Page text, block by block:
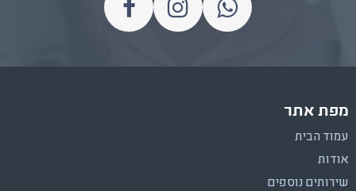
מפת אתר
עמוד הבית
אודות
שירותים נוספים